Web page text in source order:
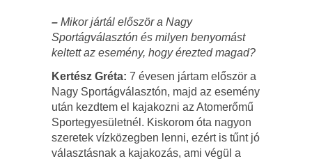
– Mikor jártál először a Nagy
Sportágválasztón és milyen benyomást
keltett az esemény, hogy érezted magad?
Kertész Gréta: 7 évesen jártam először a
Nagy Sportágválasztón, majd az esemény
után kezdtem el kajakozni az Atomerőmű
Sportegyesületnél. Kiskorom óta nagyon
szeretek vízközegben lenni, ezért is tűnt jó
választásnak a kajakozás, ami végül a